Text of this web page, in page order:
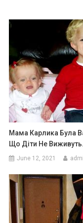
Мама Карлика Була
Що Діти Не
June 12, 2021